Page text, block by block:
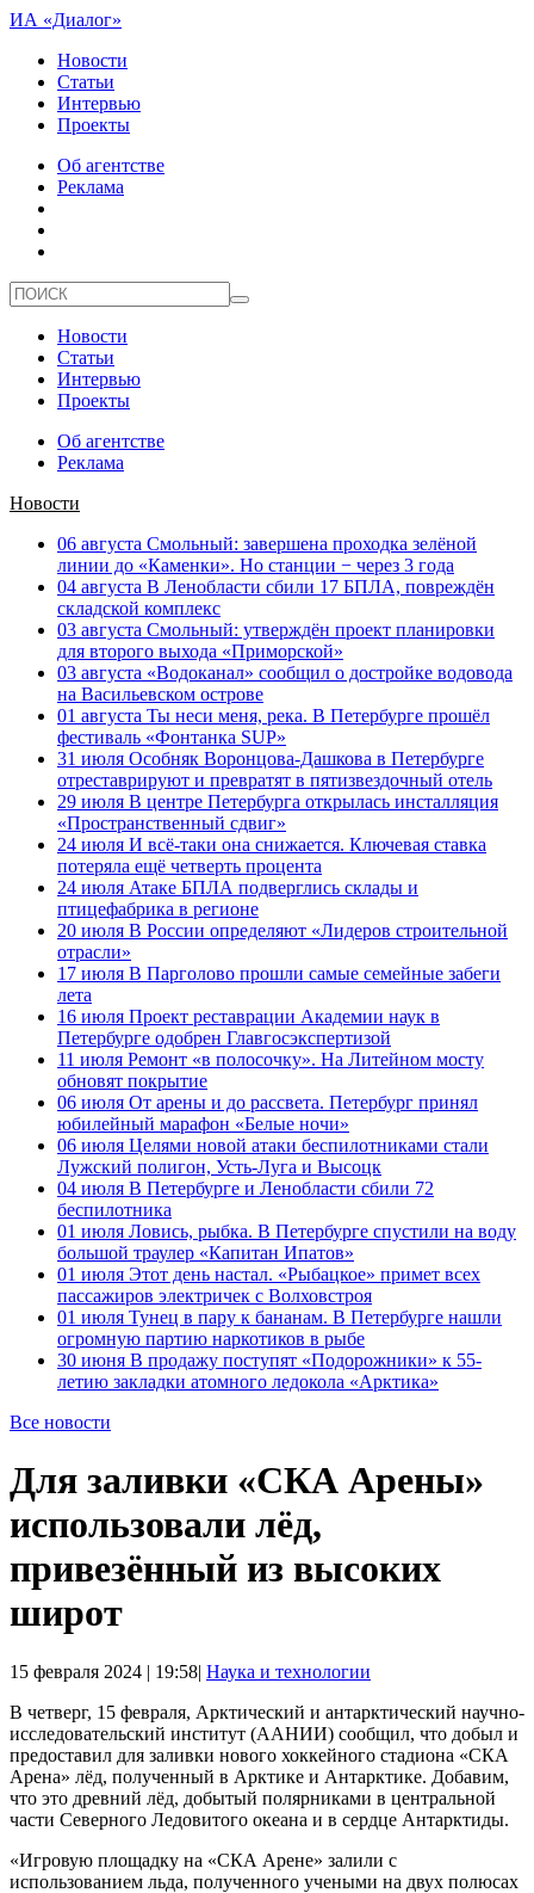
ИА «Диалог»
Новости
Статьи
Интервью
Проекты
Об агентстве
Реклама
Новости
Статьи
Интервью
Проекты
Об агентстве
Реклама
Новости
06 августа Смольный: завершена проходка зелёной
линии до «Каменки». Но станции − через 3 года
04 августа В Ленобласти сбили 17 БПЛА, повреждён
складской комплекс
03 августа Смольный: утверждён проект планировки
для второго выхода «Приморской»
03 августа «Водоканал» сообщил о достройке водовода
на Васильевском острове
01 августа Ты неси меня, река. В Петербурге прошёл
фестиваль «Фонтанка SUP»
31 июля Особняк Воронцова-Дашкова в Петербурге
отреставрируют и превратят в пятизвездочный отель
29 июля В центре Петербурга открылась инсталляция
«Пространственный сдвиг»
24 июля И всё-таки она снижается. Ключевая ставка
потеряла ещё четверть процента
24 июля Атаке БПЛА подверглись склады и
птицефабрика в регионе
20 июля В России определяют «Лидеров строительной
отрасли»
17 июля В Парголово прошли самые семейные забеги
лета
16 июля Проект реставрации Академии наук в
Петербурге одобрен Главгосэкспертизой
11 июля Ремонт «в полосочку». На Литейном мосту
обновят покрытие
06 июля От арены и до рассвета. Петербург принял
юбилейный марафон «Белые ночи»
06 июля Целями новой атаки беспилотниками стали
Лужский полигон, Усть-Луга и Высоцк
04 июля В Петербурге и Ленобласти сбили 72
беспилотника
01 июля Ловись, рыбка. В Петербурге спустили на воду
большой траулер «Капитан Ипатов»
01 июля Этот день настал. «Рыбацкое» примет всех
пассажиров электричек с Волховстроя
01 июля Тунец в пару к бананам. В Петербурге нашли
огромную партию наркотиков в рыбе
30 июня В продажу поступят «Подорожники» к 55-
летию закладки атомного ледокола «Арктика»
Все новости
Для заливки «СКА Арены»
использовали лёд,
привезённый из высоких
широт
15 февраля 2024 | 19:58| Наука и технологии
В четверг, 15 февраля, Арктический и антарктический научно-
исследовательский институт (ААНИИ) сообщил, что добыл и
предоставил для заливки нового хоккейного стадиона «СКА
Арена» лёд, полученный в Арктике и Антарктике. Добавим,
что это древний лёд, добытый полярниками в центральной
части Северного Ледовитого океана и в сердце Антарктиды.
«Игровую площадку на «СКА Арене» залили с
использованием льда, полученного учеными на двух полюсах